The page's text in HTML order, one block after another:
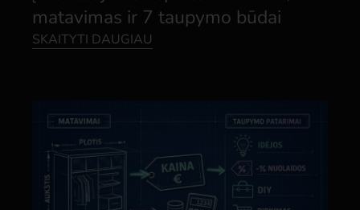
matavimas ir 7 taupymo būdai
SKAITYTI DAUGIAU